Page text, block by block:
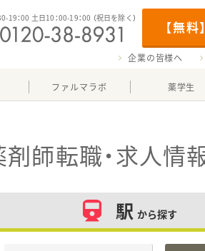
【無
19：00 土日10：00-19：00 （祝日を除く）
企業の皆様へ
ファルマラボ 薬学生
剤師転職・求人情
駅 から探す